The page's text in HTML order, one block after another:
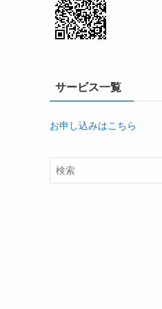
サービス一覧
お申し込みはこちら